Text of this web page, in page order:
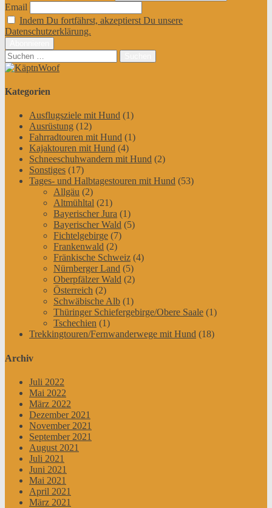
Email
Indem Du fortfährst, akzeptierst Du unsere
Datenschutzerklärung.
Suchen
nach:
Kategorien
Ausflugsziele mit Hund (1)
Ausrüstung (12)
Fahrradtouren mit Hund (1)
Kajaktouren mit Hund (4)
Schneeschuhwandern mit Hund (2)
Sonstiges (17)
Tages- und Halbtagestouren mit Hund (53)
Allgäu (2)
Altmühltal (21)
Bayerischer Jura (1)
Bayerischer Wald (5)
Fichtelgebirge (7)
Frankenwald (2)
Fränkische Schweiz (4)
Nürnberger Land (5)
Oberpfälzer Wald (2)
Österreich (2)
Schwäbische Alb (1)
Thüringer Schiefergebirge/Obere Saale (1)
Tschechien (1)
Trekkingtouren/Fernwanderwege mit Hund (18)
Archiv
Juli 2022
Mai 2022
März 2022
Dezember 2021
November 2021
September 2021
August 2021
Juli 2021
Juni 2021
Mai 2021
April 2021
März 2021